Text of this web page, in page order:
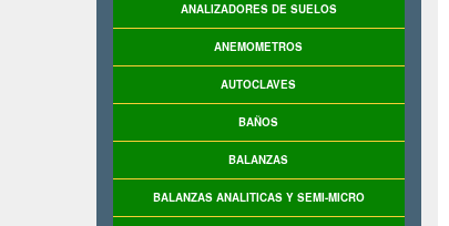
ANALIZADORES DE SUELOS
ANEMOMETROS
AUTOCLAVES
BAÑOS
BALANZAS
BALANZAS ANALITICAS Y SEMI-MICRO